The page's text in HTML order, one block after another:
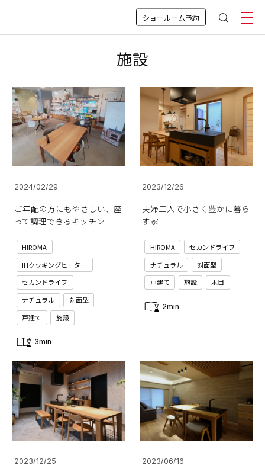
ショールーム予約
施設
2024/02/29
ご年配の方にもやさしい、座
って調理できるキッチン
HIROMA
IHクッキングヒーター
セカンドライフ
ナチュラル
対面型
戸建て
施設
3min
2023/12/26
夫婦二人で小さく豊かに暮ら
す家
HIROMA
セカンドライフ
ナチュラル
対面型
戸建て
施設 木目
2min
2023/12/25 2023/06/16